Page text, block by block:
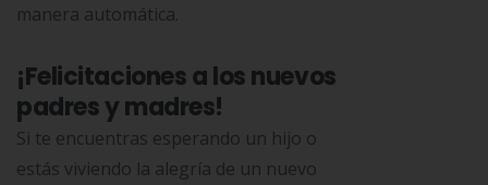
manera automática.
¡Felicitaciones a los nuevos
padres y madres!
Si te encuentras esperando un hijo o
estás viviendo la alegría de un nuevo